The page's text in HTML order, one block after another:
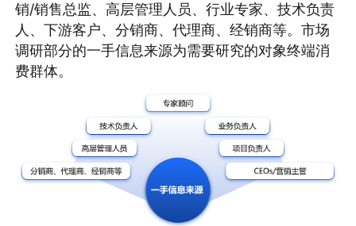
销/销售总监、高层管理人员、行业专家、技术负责
人、下游客户、分销商、代理商、经销商等。市场
调研部分的一手信息来源为需要研究的对象终端消
费群体。